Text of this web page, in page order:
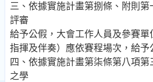
三、依據實施計畫第捌條、附則
評審
給予公假，大會工作人員及參賽
指揮及伴奏）應依賽程場次，給予
四、依據實施計畫第柒條第八項
之學